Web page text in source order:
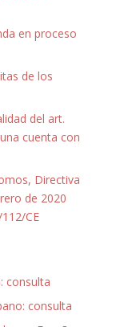
en proceso
de los
del art.
cuenta con
Directiva
de 2020
CE
consulta
consulta